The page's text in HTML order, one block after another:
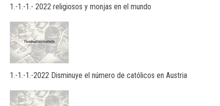
1.-1.-1.- 2022 religiosos y monjas en el mundo
1.-1.-1.-2022 Disminuye el número de católicos en Austria